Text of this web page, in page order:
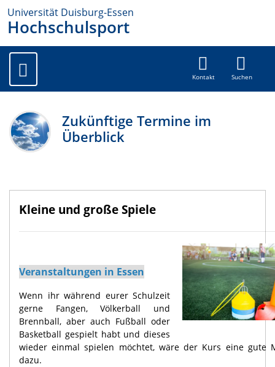
Universität Duisburg-Essen
Hochschulsport
Kontakt Suchen
Zukünftige Termine im
Überblick
Kleine und große Spiele
Veranstaltungen in Essen
Wenn ihr während eurer Schulzeit
gerne Fangen, Völkerball und
Brennball, aber auch Fußball oder
Basketball gespielt habt und dieses
wieder einmal spielen möchtet, wäre der Kurs eine gute
dazu.